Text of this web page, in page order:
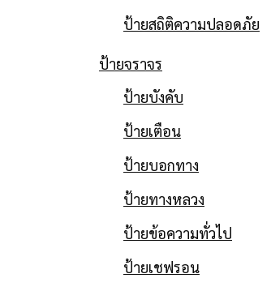
ป้ายสถิติความปลอดภัย
ป้ายจราจร
ป้ายบังคับ
ป้ายเตือน
ป้ายบอกทาง
ป้ายทางหลวง
ป้ายข้อความทั่วไป
ป้ายเชฟรอน